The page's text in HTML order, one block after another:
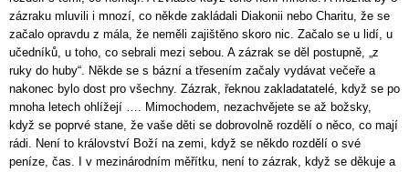
zázraku mluvili i mnozí, co někde zakládali Diakonii nebo Charitu, že se
začalo opravdu z mála, že neměli zajištěno skoro nic. Začalo se u lidí, u
učedníků, u toho, co sebrali mezi sebou. A zázrak se děl postupně, „z
ruky do huby“. Někde se s bázní a třesením začaly vydávat večeře a
nakonec bylo dost pro všechny. Zázrak, řeknou zakladatatelé, když se po
mnoha letech ohlížejí …. Mimochodem, nezachvějete se až božsky,
když se poprvé stane, že vaše děti se dobrovolně rozdělí o něco, co mají
rádi. Není to království Boží na zemi, když se někdo rozdělí o své
peníze, čas. I v mezinárodním měřítku, není to zázrak, když se děkuje a